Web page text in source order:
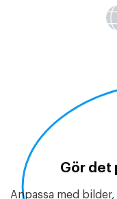
Gör det
Anpassa med